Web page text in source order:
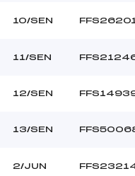
10/SEN
11/SEN
12/SEN
13/SEN
2/JUN